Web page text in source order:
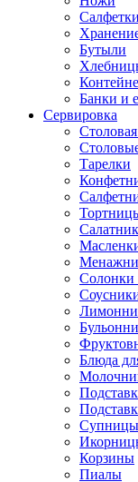
Бутыли
Банки и
Сервировка
Тарелки
Солонки
Блюда
Супницы
Корзины
Пиалы